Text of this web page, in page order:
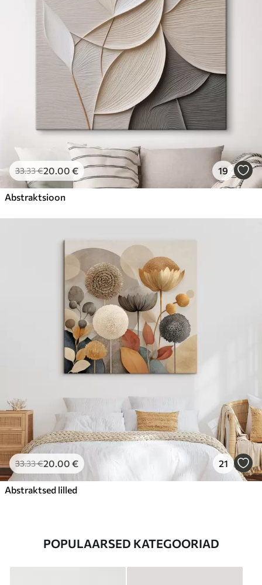
33.33€20 .00 € 19
Abstraktsioon
33.33€20 .00 € 21
Abstraktsed lilled
POPULAARSED KATEGOORIAD